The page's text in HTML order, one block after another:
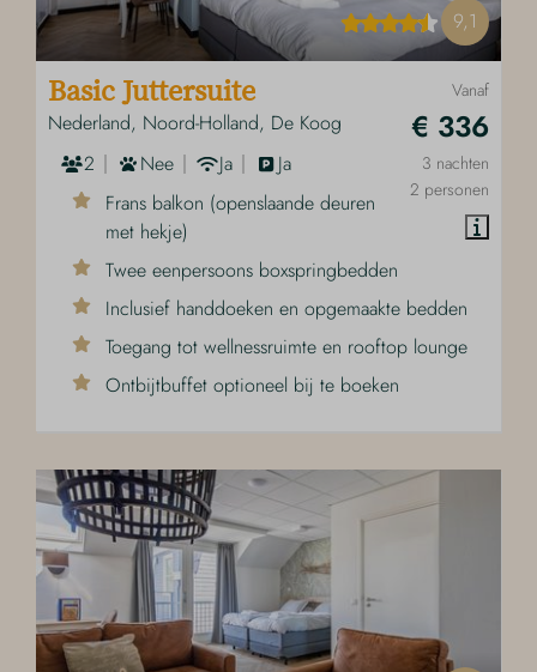
9,1
Vanaf
€ 336
3 nachten
2 personen
Basic Juttersuite
Nederland, Noord-Holland, De Koog
2
Nee Ja
Ja
Frans balkon (openslaande deuren
met hekje)
Twee eenpersoons boxspringbedden
Inclusief handdoeken en opgemaakte bedden
Toegang tot wellnessruimte en rooftop lounge
Ontbijtbuffet optioneel bij te boeken